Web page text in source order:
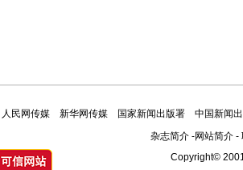
人民网传媒 新华网传媒 国家新闻出版署
中国新闻
杂志简介-网站简介-
Copyright©